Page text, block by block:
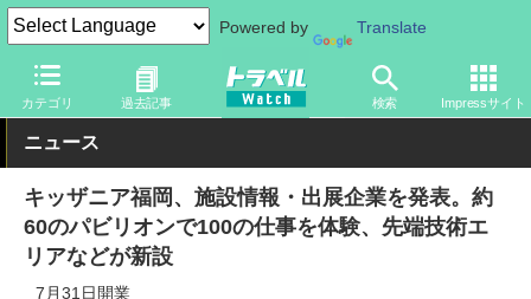
Powered by Translate
カテゴリ 過去記事 検索 Impressサイト
トラベル Watch 地域 国内旅行 九州
ニュース
キッザニア福岡、施設情報・出展企業を発表。約
60のパビリオンで100の仕事を体験、先端技術エ
リアなどが新設
7月31日開業